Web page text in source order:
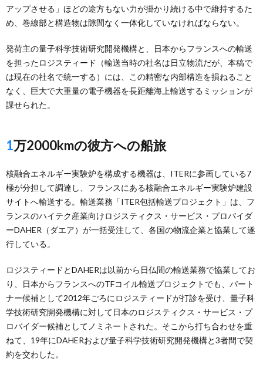
アップさせる」ほどの途方もない力が掛かり続ける中で維持するた
め、巻線部と構造物は隙間なく一体化していなければならない。
発荷主の量子科学技術研究開発機構と、日本からフランスへの輸送
を担ったロジスティード（輸送当時の社名は日立物流だが、本稿で
は現在の社名で統一する）には、この精密な内部構造を損ねること
なく、巨大で大重量の電子機器を長距離海上輸送するミッションが
課せられた。
1万2000kmの彼方への船旅
核融合エネルギー実験炉を構成する機器は、ITERに参画している7
極が分担して調達し、フランスにある核融合エネルギー実験炉建設
サイトへ輸送する。輸送業務「ITER包括輸送プロジェクト」は、フ
ランスのハイテク産業向けロジスティクス・サービス・プロバイダ
ーDAHER（ダエア）が一括受注して、各国の物流企業と協業して遂
行している。
ロジスティードとDAHERは以前から日仏間の輸送業務で協業してお
り、日本からフランスへのTFコイル輸送プロジェクトでも、パート
ナー候補として2012年ごろにロジスティードが打診を受け、量子科
学技術研究開発機構に対して日本のロジスティクス・サービス・プ
ロバイダー候補としてノミネートされた。そこから打ち合わせを重
ねて、19年にDAHERおよび量子科学技術研究開発機構と3者間で契
約を交わした。